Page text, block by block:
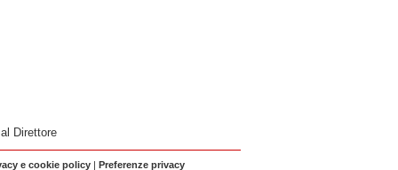
Direttore
e cookie policy| Preferenze privacy